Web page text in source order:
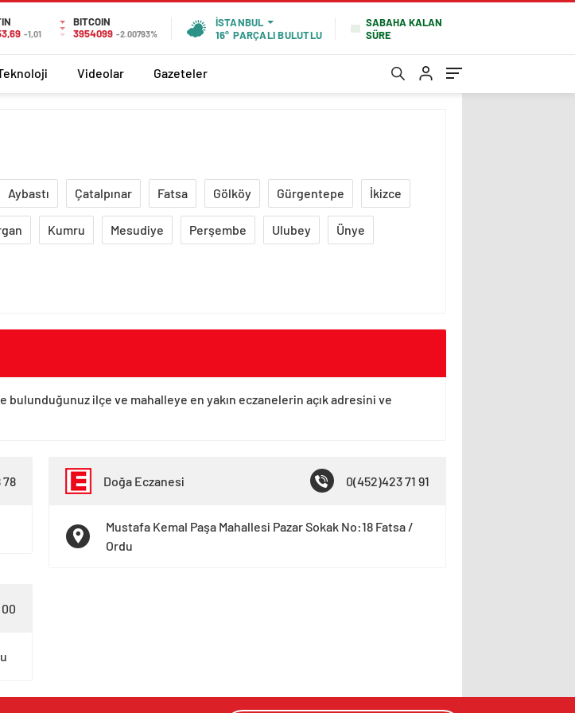
-1,01
BITCOIN
3954099 -2.00793%
İSTANBUL
16° PARÇALI BULUTLU
SABAHA KALAN
SÜRE
Videolar Gazeteler
Aybastı Çatalpınar Fatsa Gölköy Gürgentepe İkizce
Kumru Mesudiye Perşembe Ulubey Ünye
ilçe ve mahalleye en yakın eczanelerin açık adresini ve
78 Doğa Eczanesi 0(452)423 71 91
Mustafa Kemal Paşa Mahallesi Pazar Sokak No:18 Fatsa /
Ordu